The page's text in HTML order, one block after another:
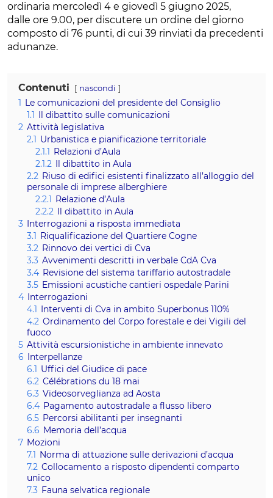
ordinaria mercoledì 4 e giovedì 5 giugno 2025,
dalle ore 9.00, per discutere un ordine del giorno
composto di 76 punti, di cui 39 rinviati da precedenti
adunanze.
Contenuti nascondi
1 Le comunicazioni del presidente del Consiglio
1.1
Il dibattito sulle comunicazioni
2 Attività legislativa
2.1 Urbanistica e pianificazione territoriale
2.1.1 Relazioni d’Aula
2.1.2
Il dibattito in Aula
2.2 Riuso di edifici esistenti finalizzato all’alloggio del
personale di imprese alberghiere
2.2.1 Relazione d’Aula
2.2.2
Il dibattito in Aula
3
Interrogazioni a risposta immediata
3.1 Riqualificazione del Quartiere Cogne
3.2 Rinnovo dei vertici di Cva
3.3 Avvenimenti descritti in verbale CdA Cva
3.4 Revisione del sistema tariffario autostradale
3.5 Emissioni acustiche cantieri ospedale Parini
4
Interrogazioni
4.1
Interventi di Cva in ambito Superbonus 110%
4.2 Ordinamento del Corpo forestale e dei Vigili del
fuoco
5 Attività escursionistiche in ambiente innevato
6
Interpellanze
6.1 Uffici del Giudice di pace
6.2 Célébrations du 18 mai
6.3 Videosorveglianza ad Aosta
6.4 Pagamento autostradale a flusso libero
6.5 Percorsi abilitanti per insegnanti
6.6 Memoria dell’acqua
7 Mozioni
7.1 Norma di attuazione sulle derivazioni d’acqua
7.2 Collocamento a risposto dipendenti comparto
unico
7.3 Fauna selvatica regionale